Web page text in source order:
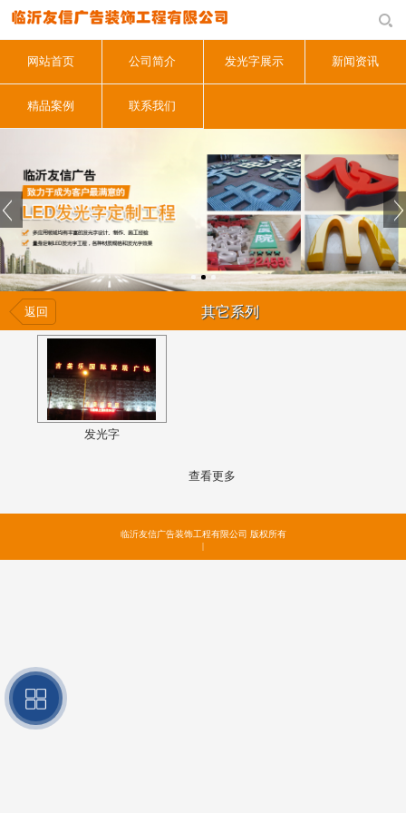
网站首页 公司简介 发光字展示 新闻资讯
精品案例 联系我们
返回 其它系列
发光字
查看更多
临沂友信广告装饰工程有限公司 版权所有
|